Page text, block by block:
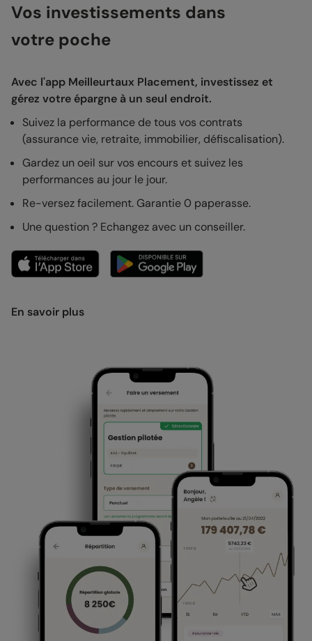
Vos investissements dans
votre poche
Avec l'app Meilleurtaux Placement, investissez et
gérez votre épargne à un seul endroit.
Suivez la performance de tous vos contrats
(assurance vie, retraite, immobilier, défiscalisation).
Gardez un oeil sur vos encours et suivez les
performances au jour le jour.
Re-versez facilement. Garantie 0 paperasse.
Une question ? Echangez avec un conseiller.
En savoir plus